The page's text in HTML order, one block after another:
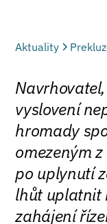
Aktuality
vyslovení
hromady
omezeným
po uplynutí
lhůt uplatnit
zahájení